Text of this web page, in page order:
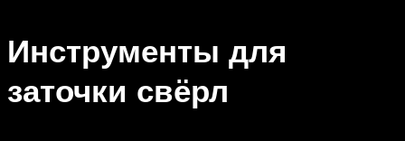
Инструменты для
заточки свёрл